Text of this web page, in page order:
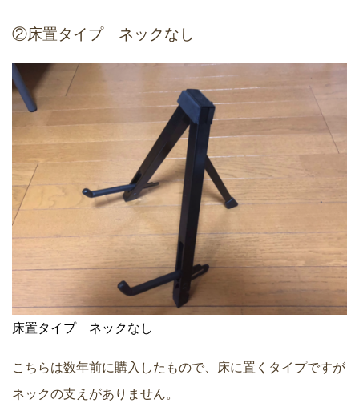
②床置タイプ ネックなし
床置タイプ ネックなし
こちらは数年前に購入したもので、床に置くタイプですが
ネックの支えがありません。